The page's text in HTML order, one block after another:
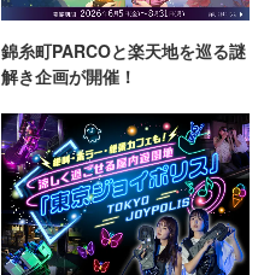
錦糸町PARCOと楽天地を巡る謎
解き企画が開催！